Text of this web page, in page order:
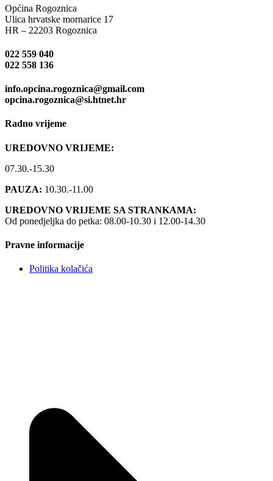
Općina Rogoznica
Ulica hrvatske mornarice 17
HR – 22203 Rogoznica
022 559 040
022 558 136
info.opcina.rogoznica@gmail.com
opcina.rogoznica@si.htnet.hr
Radno vrijeme
UREDOVNO VRIJEME:
07.30.-15.30
PAUZA: 10.30.-11.00
UREDOVNO VRIJEME SA STRANKAMA:
Od ponedjeljka do petka: 08.00-10.30 i 12.00-14.30
Pravne informacije
Politika kolačića